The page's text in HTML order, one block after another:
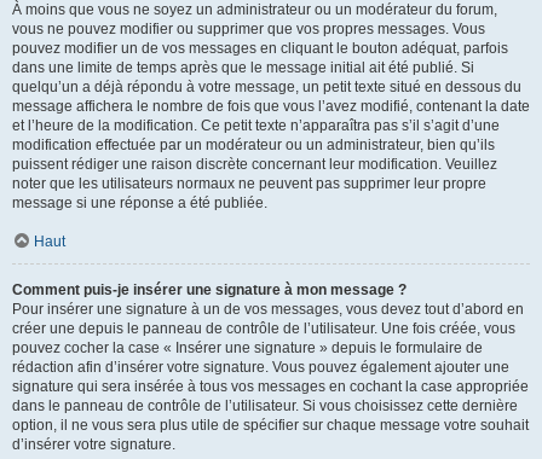
À moins que vous ne soyez un administrateur ou un modérateur du forum,
vous ne pouvez modifier ou supprimer que vos propres messages. Vous
pouvez modifier un de vos messages en cliquant le bouton adéquat, parfois
dans une limite de temps après que le message initial ait été publié. Si
quelqu’un a déjà répondu à votre message, un petit texte situé en dessous du
message affichera le nombre de fois que vous l’avez modifié, contenant la date
et l’heure de la modification. Ce petit texte n’apparaîtra pas s’il s’agit d’une
modification effectuée par un modérateur ou un administrateur, bien qu’ils
puissent rédiger une raison discrète concernant leur modification. Veuillez
noter que les utilisateurs normaux ne peuvent pas supprimer leur propre
message si une réponse a été publiée.
Haut
Comment puis-je insérer une signature à mon message ?
Pour insérer une signature à un de vos messages, vous devez tout d’abord en
créer une depuis le panneau de contrôle de l’utilisateur. Une fois créée, vous
pouvez cocher la case « Insérer une signature » depuis le formulaire de
rédaction afin d’insérer votre signature. Vous pouvez également ajouter une
signature qui sera insérée à tous vos messages en cochant la case appropriée
dans le panneau de contrôle de l’utilisateur. Si vous choisissez cette dernière
option, il ne vous sera plus utile de spécifier sur chaque message votre souhait
d’insérer votre signature.